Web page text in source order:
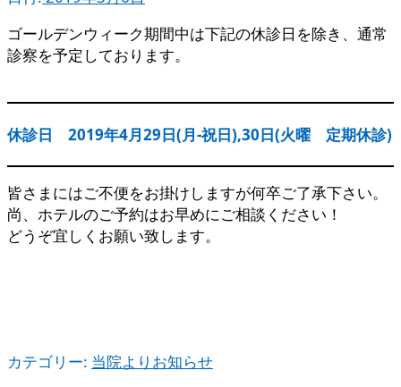
ゴールデンウィーク期間中は下記の休診日を除き、通常
診察を予定しております。
休診日 2019年4月29日(月-祝日),30日(火曜 定期休診)
皆さまにはご不便をお掛けしますが何卒ご了承下さい。
尚、ホテルのご予約はお早めにご相談ください！
どうぞ宜しくお願い致します。
カテゴリー: 当院よりお知らせ